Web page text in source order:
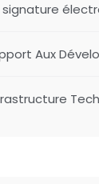
signature
Aux